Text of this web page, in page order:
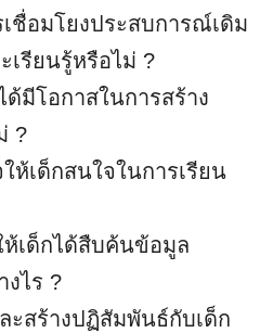
ชื่อมโยงประสบการณ์เดิม
รียนรู้หรือไม่ ?
มีโอกาสในการสร้าง
?
ห้เด็กสนใจในการเรียน
เด็กได้สืบค้นข้อมูล
งไร ?
ะสร้างปฏิสัมพันธ์กับเด็ก